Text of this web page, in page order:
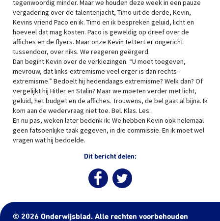
tegenwoordig minder. Maar we houden deze week in een pauze
vergadering over de talentenjacht, Timo uit de derde, Kevin,
Kevins vriend Paco en ik. Timo en ik bespreken geluid, licht en
hoeveel dat mag kosten. Paco is geweldig op dreef over de
affiches en de flyers. Maar onze Kevin tettert er ongericht
tussendoor, over niks. We reageren geërgerd.
Dan begint Kevin over de verkiezingen. “U moet toegeven,
mevrouw, dat links-extremisme veel erger is dan rechts-
extremisme.” Bedoelt hij hedendaags extremisme? Welk dan? Of
vergelijkt hij Hitler en Stalin? Maar we moeten verder met licht,
geluid, het budget en de affiches. Trouwens, de bel gaat al bijna. Ik
kom aan de wedervraag niet toe. Bel. Klas. Les.
En nu pas, weken later bedenk ik: We hebben Kevin ook helemaal
geen fatsoenlijke taak gegeven, in die commissie. En ik moet wel
vragen wat hij bedoelde.
Dit bericht delen:
© 2026 Onderwijsblad. Alle rechten voorbehouden